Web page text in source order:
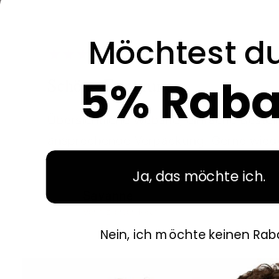
Schöne Erfahrung
Übersichtliche Website, einfache
S
Möchtest
5%
Ja, das möchte ich.
Nein, ich möchte keinen